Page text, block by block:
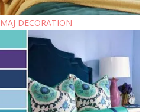
MAJ DECORATION